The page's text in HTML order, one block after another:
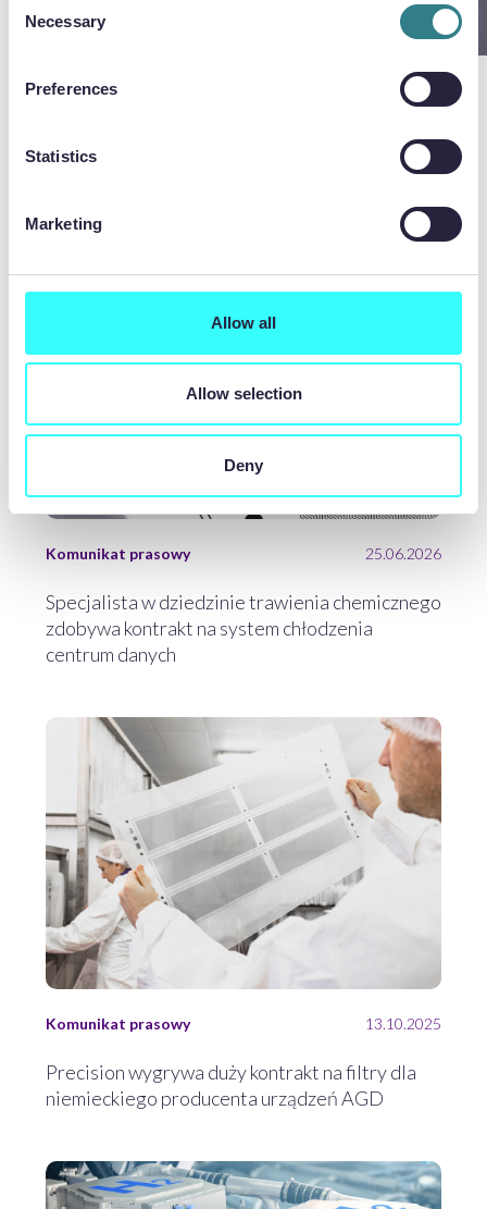
Selection
Necessary
Preferences
Statistics
Marketing
Allow all
Allow selection
Deny
Komunikat prasowy 25.06.2026
Specjalista w dziedzinie trawienia chemicznego
zdobywa kontrakt na system chłodzenia
centrum danych
Komunikat prasowy 13.10.2025
Precision wygrywa duży kontrakt na filtry dla
niemieckiego producenta urządzeń AGD